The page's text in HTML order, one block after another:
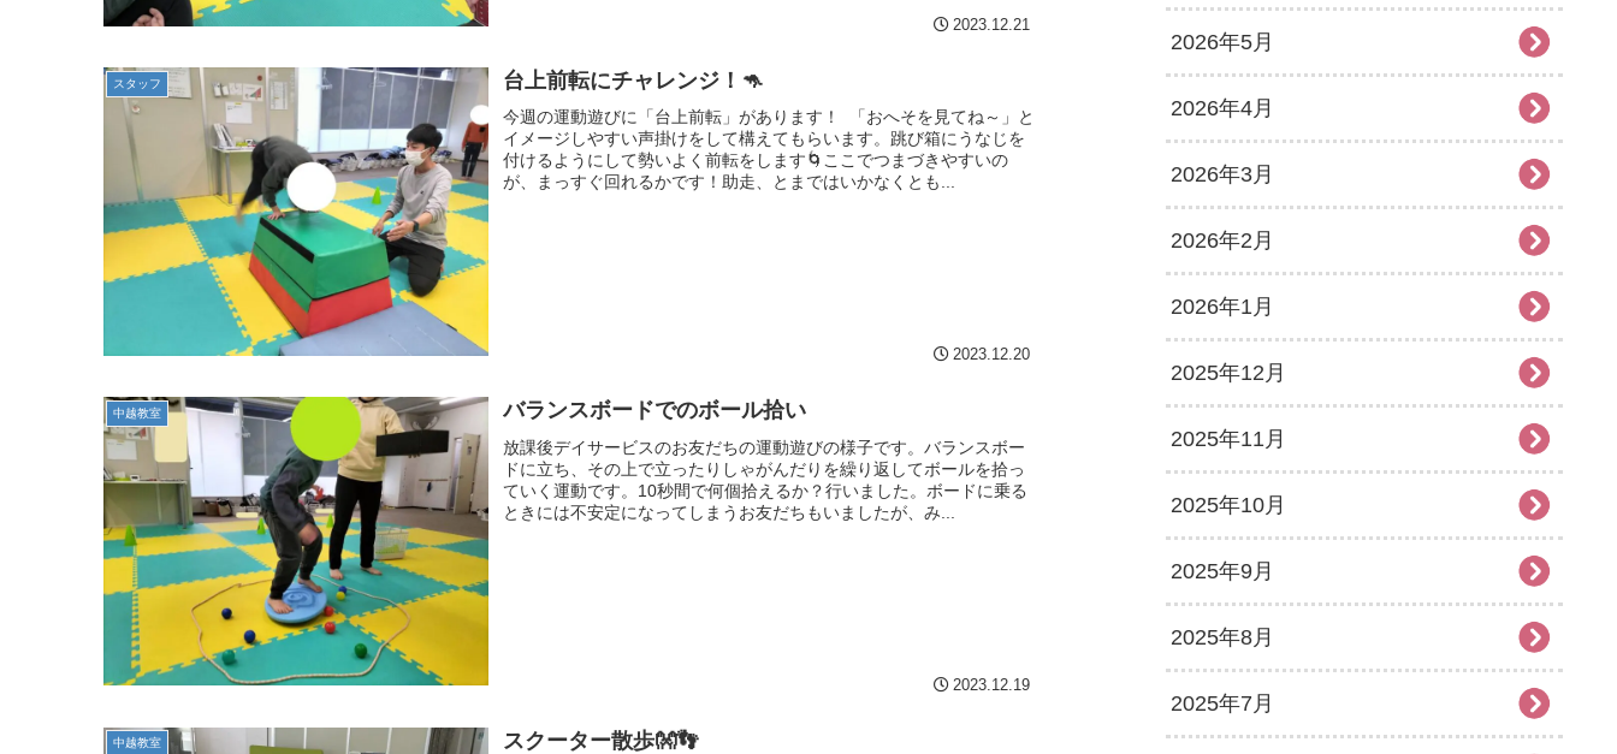
2023.12.21
スタッフ 台上前転にチャレンジ！🦘
今週の運動遊びに「台上前転」があります！ 「おへそを見てね～」と
イメージしやすい声掛けをして構えてもらいます。跳び箱にうなじを
付けるようにして勢いよく前転をします🌀ここでつまづきやすいの
が、まっすぐ回れるかです！助走、とまではいかなくとも...
2023.12.20
中越教室 バランスボードでのボール拾い
放課後デイサービスのお友だちの運動遊びの様子です。バランスボー
ドに立ち、その上で立ったりしゃがんだりを繰り返してボールを拾っ
ていく運動です。10秒間で何個拾えるか？行いました。ボードに乗る
ときには不安定になってしまうお友だちもいましたが、み...
2023.12.19
中越教室 スクーター散歩👐👣
2026年5月
2026年4月
2026年3月
2026年2月
2026年1月
2025年12月
2025年11月
2025年10月
2025年9月
2025年8月
2025年7月